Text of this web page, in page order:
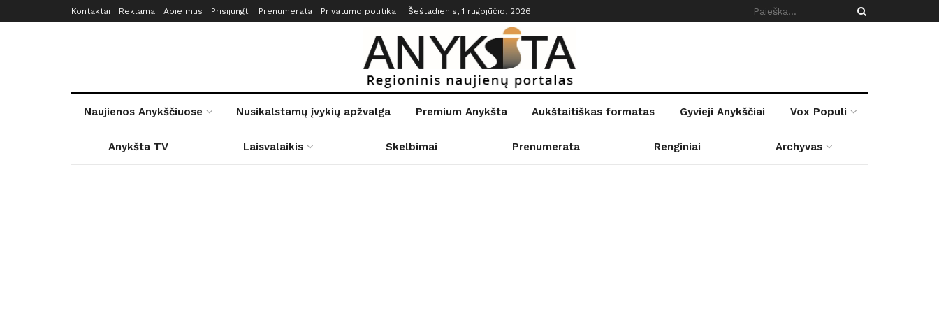
Kontaktai Reklama Apie mus Prisijungti Prenumerata Privatumo politika Šeštadienis, 1 rugpjūčio, 2026
Naujienos Anykščiuose Nusikalstamų įvykių apžvalga Premium Anykšta Aukštaitiškas formatas Gyvieji Anykščiai Vox Populi
Anykšta TV Laisvalaikis Skelbimai Prenumerata Renginiai Archyvas